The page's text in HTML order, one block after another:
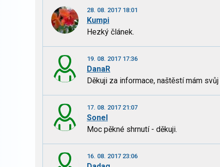
28. 08. 2017 18:01
Kumpi
Hezký článek.
19. 08. 2017 17:36
DanaR
Děkuji za informace, naštěstí mám
17. 08. 2017 21:07
Sonel
Moc pěkné shrnutí - děkuji.
16. 08. 2017 23:06